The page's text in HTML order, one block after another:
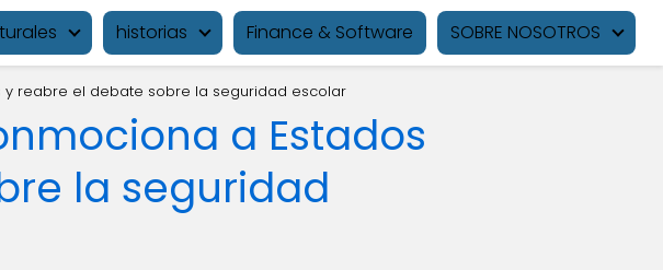
historias Finance & Software SOBRE NOSOTROS
y reabre el debate sobre la seguridad escolar
a Estados
la seguridad